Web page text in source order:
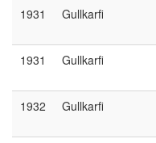
1931 Gullkarfi
1931 Gullkarfi
1932 Gullkarfi